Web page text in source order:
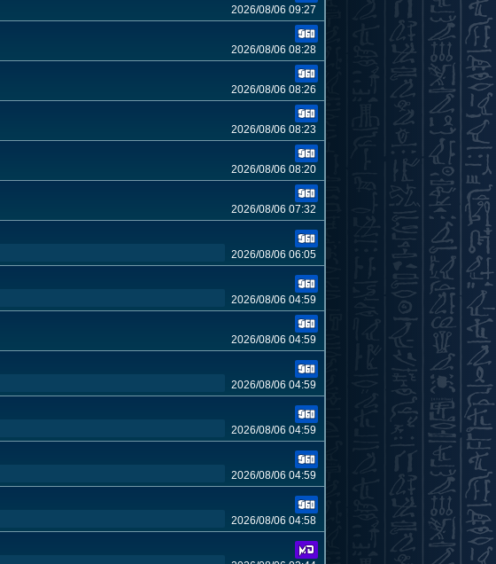
2026/08/06 09:27
2026/08/06 08:28
2026/08/06 08:26
2026/08/06 08:23
2026/08/06 08:20
2026/08/06 07:32
2026/08/06 06:05
2026/08/06 04:59
2026/08/06 04:59
2026/08/06 04:59
2026/08/06 04:59
2026/08/06 04:59
2026/08/06 04:58